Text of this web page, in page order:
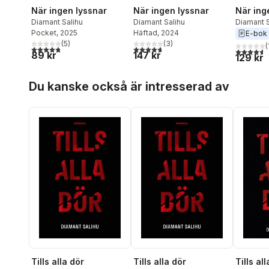
När ingen lyssnar
Diamant Salihu
Pocket, 2025
4,8utav 5 stjärnor. Totalt antal röster:
(5)
89 kr
När ingen lyssnar
Diamant Salihu
Häftad, 2024
4,7utav 5 stjärnor. Totalt antal röster:
(3)
147 kr
När
Diamant
E-bok
4,6utav (
129 kr
Du kanske också är intresserad av
Tills alla dör Tills alla dör Tills